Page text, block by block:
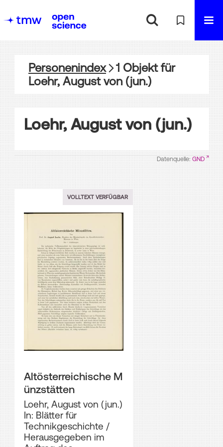
Personenindex 1 Objektfür
Loehr, August von (jun.)
Loehr, August von (jun.)
Datenquelle: GND
VOLLTEXT VERFÜGBAR
Altösterreichische M
ünzstätten
Loehr, August von (jun.)
In: Blätter für
Technikgeschichte /
Herausgegeben im